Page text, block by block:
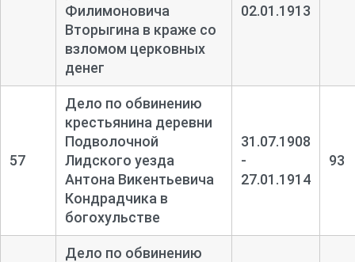
Филимоновича
Вторыгина в краже со
взломом церковных
денег
02.01.1913
57
Дело по обвинению
крестьянина деревни
Подволочной
Лидского уезда
Антона Викентьевича
Кондрадчика в
богохульстве
31.07.1908
-
27.01.1914
93
Дело по обвинению